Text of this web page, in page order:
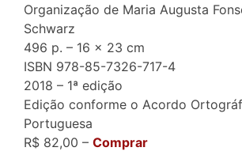
Organização de Maria Augusta
Schwarz
496 p. – 16 x 23 cm
ISBN 978-85-7326-717-4
2018 – 1ª edição
Edição conforme o Acordo
Portuguesa
R$ 82,00 – Comprar